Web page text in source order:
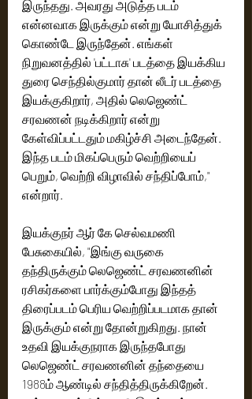
இருந்தது. அவரது அடுத்த படம்
என்னவாக இருக்கும் என்று யோசித்துக்
கொண்டே இருந்தேன். எங்கள்
நிறுவனத்தில் 'பட்டாசு' படத்தை இயக்கிய
துரை செந்தில்குமார் தான் லீடர் படத்தை
இயக்குகிறார், அதில் லெஜெண்ட்
சரவணன் நடிக்கிறார் என்று
கேள்விப்பட்டதும் மகிழ்ச்சி அடைந்தேன்.
இந்த படம் மிகப்பெரும் வெற்றியைப்
பெறும், வெற்றி விழாவில் சந்திப்போம்,"
என்றார்.
இயக்குநர் ஆர் கே செல்வமணி
பேசுகையில், "இங்கு வருகை
தந்திருக்கும் லெஜெண்ட் சரவணனின்
ரசிகர்களை பார்க்கும்போது இந்தத்
திரைப்படம் பெரிய வெற்றிப்படமாக தான்
இருக்கும் என்று தோன்றுகிறது. நான்
உதவி இயக்குந‌ராக இருந்தபோது
லெஜெண்ட் சரவணனின் தந்தையை
1988ம் ஆண்டில் சந்தித்திருக்கிறேன்.